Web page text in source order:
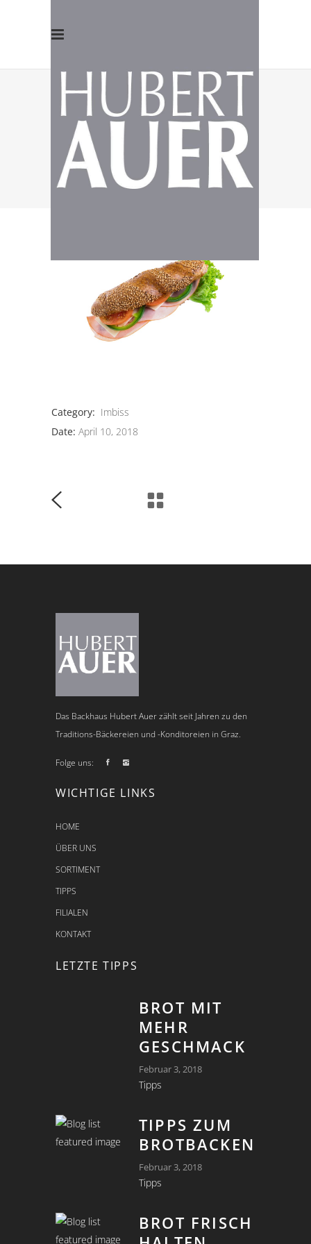
KORNSPITZ
SCHINKEN
Category: Imbiss
Date: April 10, 2018
Das Backhaus Hubert Auer zählt seit Jahren zu den
Traditions-Bäckereien und -Konditoreien in Graz.
Folge uns:
WICHTIGE LINKS
HOME
ÜBER UNS
SORTIMENT
TIPPS
FILIALEN
KONTAKT
LETZTE TIPPS
BROT MIT
MEHR
GESCHMACK
Februar 3, 2018
Tipps
TIPPS ZUM
BROTBACKEN
Februar 3, 2018
Tipps
BROT FRISCH